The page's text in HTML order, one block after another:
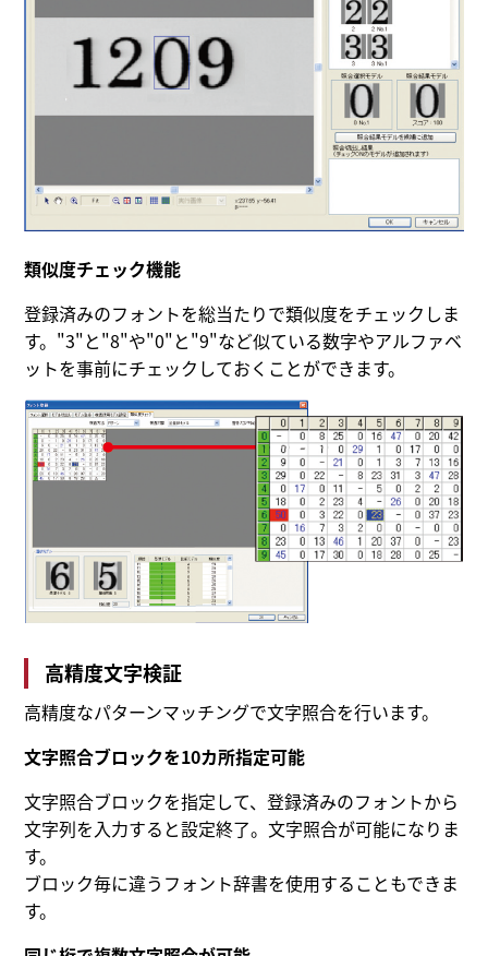
類似度チェック機能
登録済みのフォントを総当たりで類似度をチェックしま
す。"3"と"8"や"0"と"9"など似ている数字やアルファベ
ットを事前にチェックしておくことができます。
高精度文字検証
高精度なパターンマッチングで文字照合を行います。
文字照合ブロックを10カ所指定可能
文字照合ブロックを指定して、登録済みのフォントから
文字列を入力すると設定終了。文字照合が可能になりま
す。
ブロック毎に違うフォント辞書を使用することもできま
す。